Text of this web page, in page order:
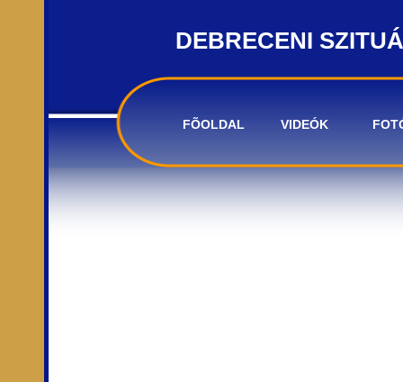
DEBRECENI
FÕOLDAL VIDEÓK